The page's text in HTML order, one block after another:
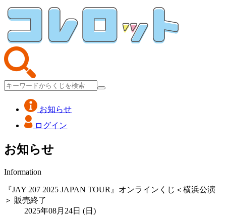
お知らせ
ログイン
お知らせ
Information
『JAY 207 2025 JAPAN TOUR』オンラインくじ＜横浜公演
＞ 販売終了
2025年08月24日 (日)